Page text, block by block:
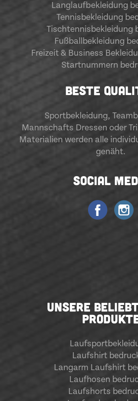
Langlaufbekleidung
Tennisbekleidung
Tischtennisbekleidung
Fußballbekleidung
Freizeit & Business
Startnummern
BESTE
Sportbekleidung,
Mannschafts Dressen oder
Materialien werden alle
genäht.
SOCIAL
UNSERE
Laufshirt
Langarm Laufshirt
Laufhosen
Laufshorts